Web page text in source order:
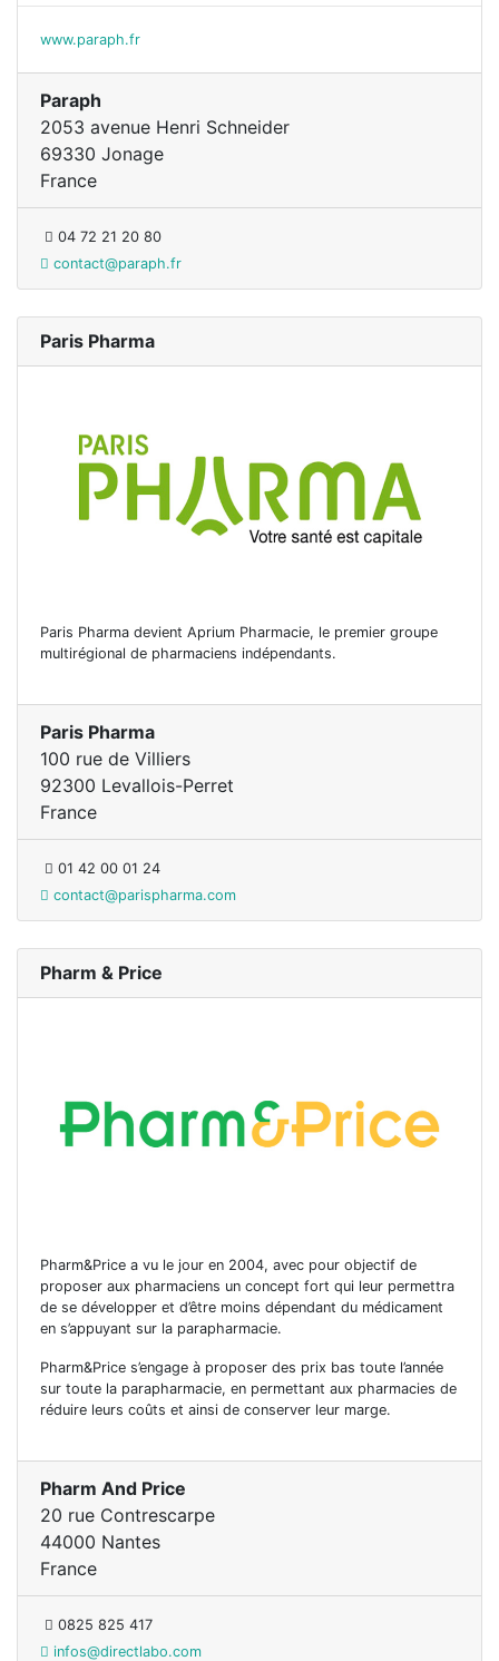
www.paraph.fr
Paraph
2053 avenue Henri Schneider
69330 Jonage
France
04 72 21 20 80
contact@paraph.fr
Paris Pharma
Paris Pharma devient Aprium Pharmacie, le premier groupe
multirégional de pharmaciens indépendants.
Paris Pharma
100 rue de Villiers
92300 Levallois-Perret
France
01 42 00 01 24
contact@parispharma.com
Pharm & Price
Pharm&Price a vu le jour en 2004, avec pour objectif de
proposer aux pharmaciens un concept fort qui leur permettra
de se développer et d’être moins dépendant du médicament
en s’appuyant sur la parapharmacie.
Pharm&Price s’engage à proposer des prix bas toute l’année
sur toute la parapharmacie, en permettant aux pharmacies de
réduire leurs coûts et ainsi de conserver leur marge.
Pharm And Price
20 rue Contrescarpe
44000 Nantes
France
0825 825 417
infos@directlabo.com